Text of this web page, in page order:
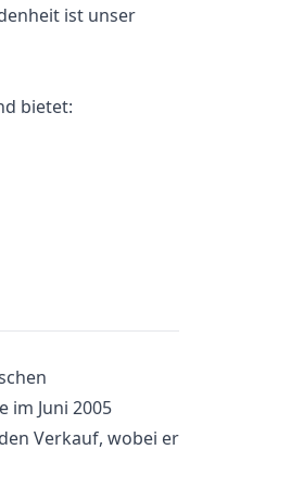
ist unser
bietet:
Juni 2005
Verkauf, wobei er